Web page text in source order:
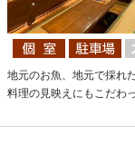
地元のお魚、地元で採れ
料理の見映えにもこだわ